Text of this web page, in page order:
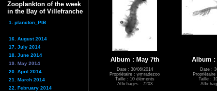
Zooplankton of the week
in the Bay of Villefranche
1. plancton_PtB
16. August 2014
17. July 2014
18. June 2014
19. May 2014
20. April 2014
21. March 2014
22. February 2014
Album : May 7th
Date : 30/06/2014
Propriétaire : wmradezoo
Taille : 10 éléments
Affichages : 7203
Album :
Date :
Taille :